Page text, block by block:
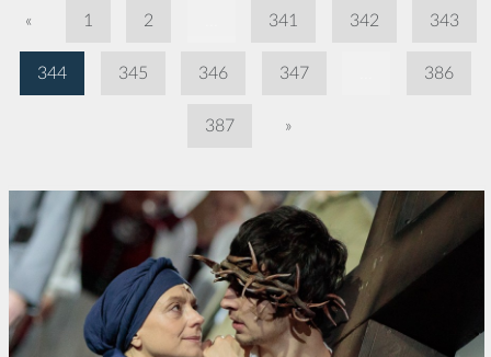
« 1 2 341 342 343
344 345 346 347 386
387 »